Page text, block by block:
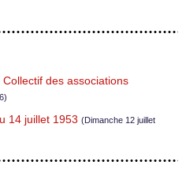
des associations
14 juillet 1953 (Dimanche 12 juillet